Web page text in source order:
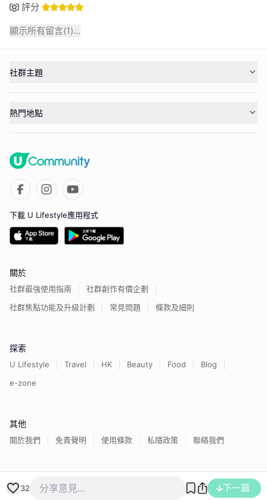
評分
顯示所有留言(1)...
32 下一篇
社群主題
熱門地點
下載 U Lifestyle應用程式
關於
社群最強使用指南
社群創作有價企劃
社群焦點功能及升級計劃
常見問題 條款及細則
探索
U Lifestyle Travel HK Beauty Food
Blog
e-zone
其他
關於我們 免責聲明 使用條款 私隱政策 聯絡我們
香港經濟日報版權所有©